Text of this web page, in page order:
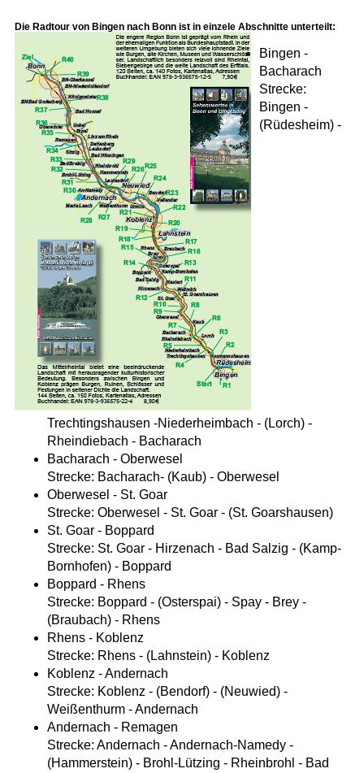
Die Radtour von Bingen nach Bonn ist in einzele Abschnitte unterteilt:
Bingen -
Bacharach
Strecke:
Bingen -
(Rüdesheim) -
Trechtingshausen -Niederheimbach - (Lorch) -
Rheindiebach - Bacharach
Bacharach - Oberwesel
Strecke: Bacharach- (Kaub) - Oberwesel
Oberwesel - St. Goar
Strecke: Oberwesel - St. Goar - (St. Goarshausen)
St. Goar - Boppard
Strecke: St. Goar - Hirzenach - Bad Salzig - (Kamp-
Bornhofen) - Boppard
Boppard - Rhens
Strecke: Boppard - (Osterspai) - Spay - Brey -
(Braubach) - Rhens
Rhens - Koblenz
Strecke: Rhens - (Lahnstein) - Koblenz
Koblenz - Andernach
Strecke: Koblenz - (Bendorf) - (Neuwied) -
Weißenthurm - Andernach
Andernach - Remagen
Strecke: Andernach - Andernach-Namedy -
(Hammerstein) - Brohl-Lützing - Rheinbrohl - Bad